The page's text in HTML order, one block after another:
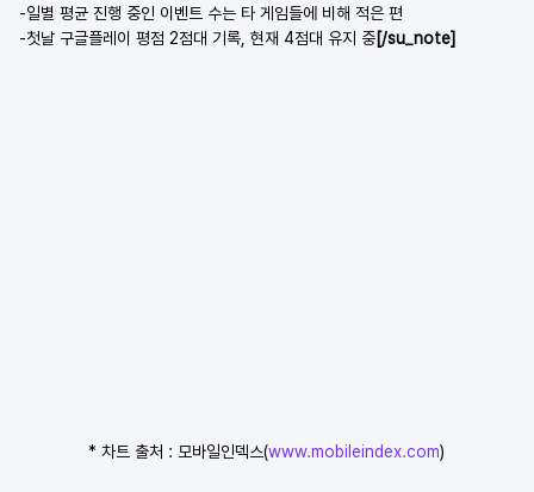
-일별 평균 진행 중인 이벤트 수는 타 게임들에 비해 적은 편
-첫날 구글플레이 평점 2점대 기록, 현재 4점대 유지 중[/su_note]
* 차트 출처 : 모바일인덱스(www.mobileindex.com)